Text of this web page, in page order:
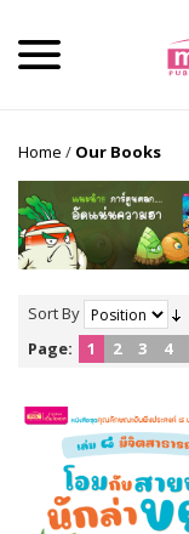
Home / Our Books
Sort By
Page:
1 2 3 4